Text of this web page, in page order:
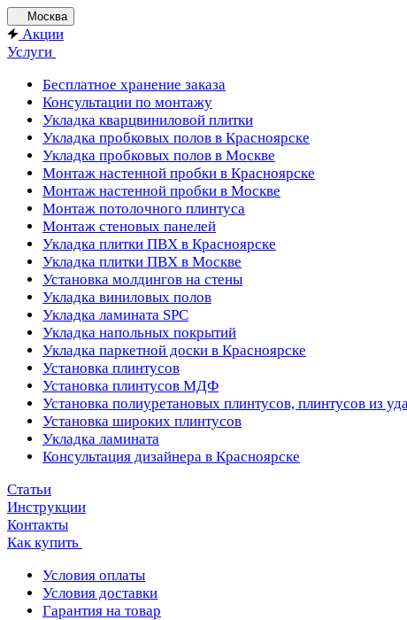
Москва
Акции
Услуги
Бесплатное хранение заказа
Консультации по монтажу
Укладка кварцвиниловой плитки
Укладка пробковых полов в Красноярске
Укладка пробковых полов в Москве
Монтаж настенной пробки в Красноярске
Монтаж настенной пробки в Москве
Монтаж потолочного плинтуса
Монтаж стеновых панелей
Укладка плитки ПВХ в Красноярске
Укладка плитки ПВХ в Москве
Установка молдингов на стены
Укладка виниловых полов
Укладка ламината SPC
Укладка напольных покрытий
Укладка паркетной доски в Красноярске
Установка плинтусов
Установка плинтусов МДФ
Установка полиуретановых плинтусов, плинтусов из
Установка широких плинтусов
Укладка ламината
Консультация дизайнера в Красноярске
Статьи
Инструкции
Контакты
Как купить
Условия оплаты
Условия доставки
Гарантия на товар